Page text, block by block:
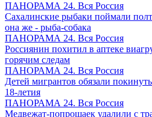
ПАНОРАМА 24. Вся Россия
Сахалинские рыбаки поймали
она же - рыба-собака
ПАНОРАМА 24. Вся Россия
Россиянин похитил в аптеке
горячим следам
ПАНОРАМА 24. Вся Россия
Детей мигрантов обязали
18-летия
ПАНОРАМА 24. Вся Россия
Медвежат-попрошаек удалили с